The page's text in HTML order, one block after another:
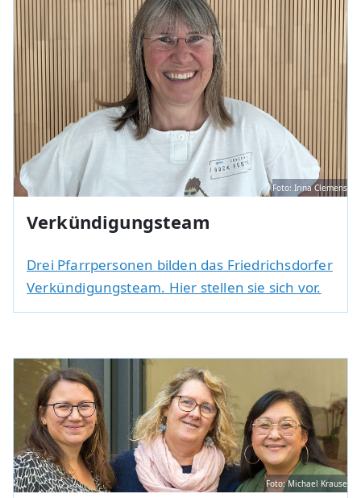
Foto: Irina Clemens
Verkündigungsteam
Drei Pfarrpersonen bilden das Friedrichsdorfer
Verkündigungsteam. Hier stellen sie sich vor.
Foto: Michael Krause